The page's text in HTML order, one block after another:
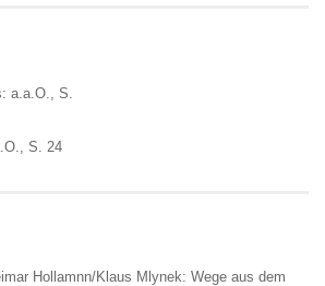
a.a.O., S.
S. 24
Hollamnn/Klaus Mlynek: Wege aus dem